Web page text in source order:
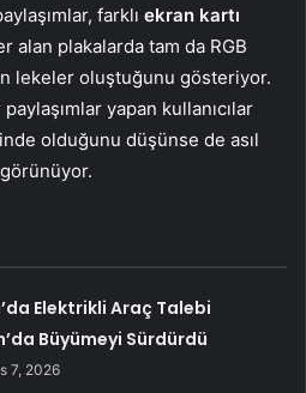
farklı ekran kartı
alan plakalarda tam da RGB
lekeler oluştuğunu gösteriyor.
yapan kullanıcılar
olduğunu düşünse de asıl
Elektrikli Araç Talebi
Büyümeyi Sürdürdü
7, 2026